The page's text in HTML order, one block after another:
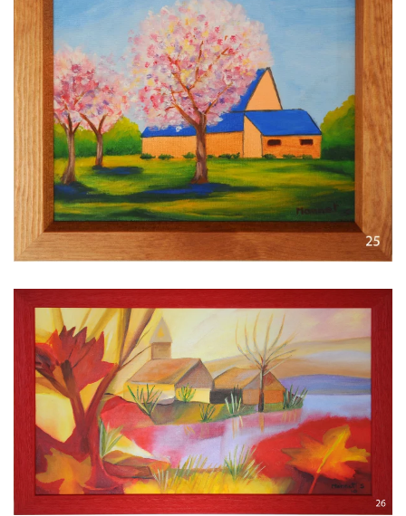
Voir l'image
Voir l'image